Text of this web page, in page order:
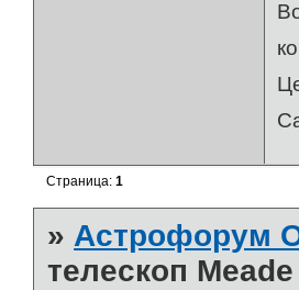
Страница:1
»Астрофорум
телескоп